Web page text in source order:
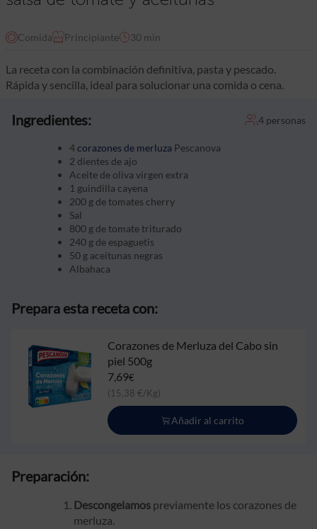
Comida Principiante 30 min
La receta con la combinación definitiva, pasta y pescado.
Rápida y sencilla, ideal para solucionar una comida o cena.
Ingredientes: 4 personas
4corazones de merluza Pescanova
2 dientes de ajo
Aceite de oliva virgen extra
1 guindilla cayena
200 g de tomates cherry
Sal
800 g de tomate triturado
240 g de espaguetis
50 g aceitunas negras
Albahaca
Prepara esta receta con:
Corazones de Merluza del Cabo sin
piel 500g
7,69€
(15,38 €/Kg)
Añadir al carrito
Preparación:
Descongelamos previamente los corazones de
merluza.